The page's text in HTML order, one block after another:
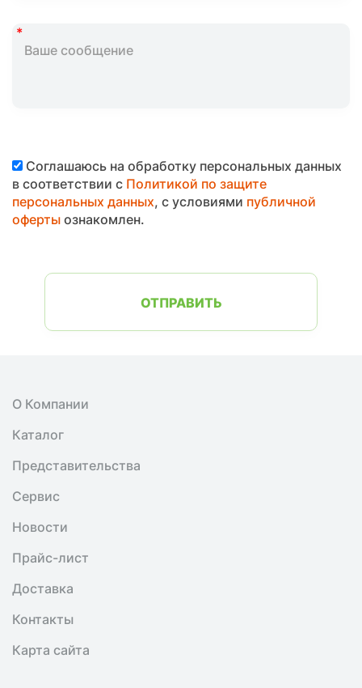
Соглашаюсь на обработку персональных данных
в соответствии с Политикой по защите
персональных данных, с условиями публичной
офертыознакомлен.
ОТПРАВИТЬ
О Компании
Каталог
Представительства
Сервис
Новости
Прайс-лист
Доставка
Контакты
Карта сайта